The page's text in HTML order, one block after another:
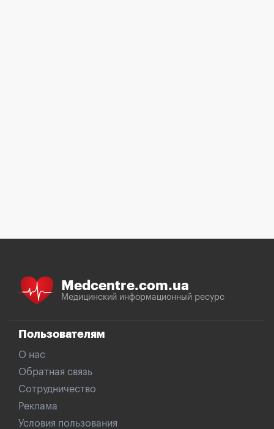
Medcentre.com.ua
Медицинский информационный ресурс
Пользователям
О нас
Обратная связь
Сотрудничество
Реклама
Условия пользования